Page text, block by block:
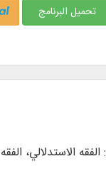
تحميل البرنامج
الاستدلالي،